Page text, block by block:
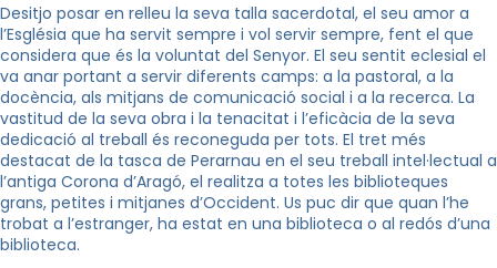
Desitjo posar en relleu la seva talla sacerdotal, el seu amor a
l’Església que ha servit sempre i vol servir sempre, fent el que
considera que és la voluntat del Senyor. El seu sentit eclesial el
va anar portant a servir diferents camps: a la pastoral, a la
docència, als mitjans de comunicació social i a la recerca. La
vastitud de la seva obra i la tenacitat i l’eficàcia de la seva
dedicació al treball és reconeguda per tots. El tret més
destacat de la tasca de Perarnau en el seu treball intel·lectual a
l’antiga Corona d’Aragó, el realitza a totes les biblioteques
grans, petites i mitjanes d’Occident. Us puc dir que quan l’he
trobat a l’estranger, ha estat en una biblioteca o al redós d’una
biblioteca.